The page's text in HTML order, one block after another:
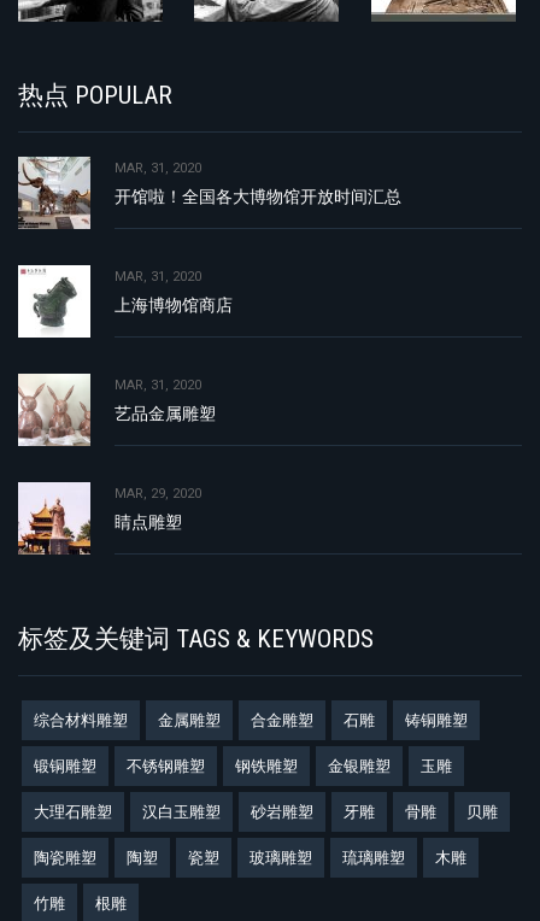
热点 POPULAR
MAR, 31, 2020
开馆啦！全国各大博物馆开放时间汇总
MAR, 31, 2020
上海博物馆商店
MAR, 31, 2020
艺品金属雕塑
MAR, 29, 2020
睛点雕塑
标签及关键词 TAGS & KEYWORDS
综合材料雕塑 金属雕塑 合金雕塑 石雕 铸铜雕塑
锻铜雕塑 不锈钢雕塑 钢铁雕塑 金银雕塑 玉雕
大理石雕塑 汉白玉雕塑 砂岩雕塑 牙雕 骨雕 贝雕
陶瓷雕塑 陶塑 瓷塑 玻璃雕塑 琉璃雕塑 木雕
竹雕 根雕